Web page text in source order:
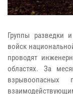
Группы разведки
войск
проводят
областях. За